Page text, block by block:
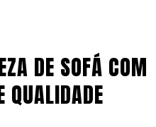
DE SOFÁ COM
QUALIDADE